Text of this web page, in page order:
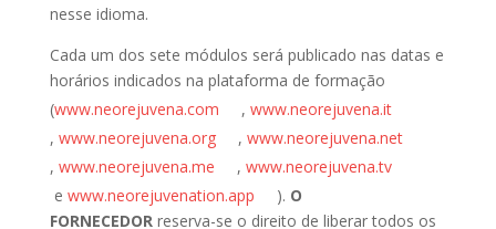
nesse idioma.
Cada um dos sete módulos será publicado nas datas e
horários indicados na plataforma de formação
(www.neorejuvena.com , www.neorejuvena.it
, www.neorejuvena.org , www.neorejuvena.net
, www.neorejuvena.me , www.neorejuvena.tv
e www.neorejuvenation.app ). O
FORNECEDOR reserva-se o direito de liberar todos os